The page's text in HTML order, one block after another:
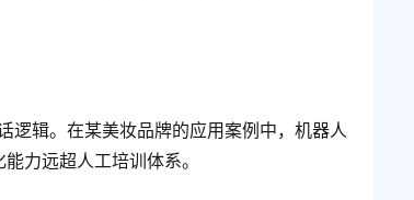
逻辑。在某美妆品牌的应用案例中，机器人
力远超人工培训体系。